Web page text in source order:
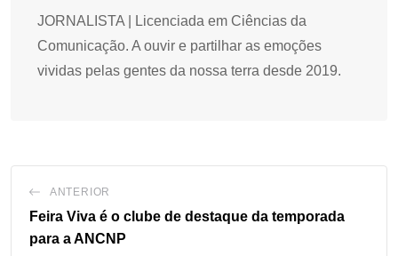
JORNALISTA | Licenciada em Ciências da
Comunicação. A ouvir e partilhar as emoções
vividas pelas gentes da nossa terra desde 2019.
ANTERIOR
Feira Viva é o clube de destaque da temporada
para a ANCNP